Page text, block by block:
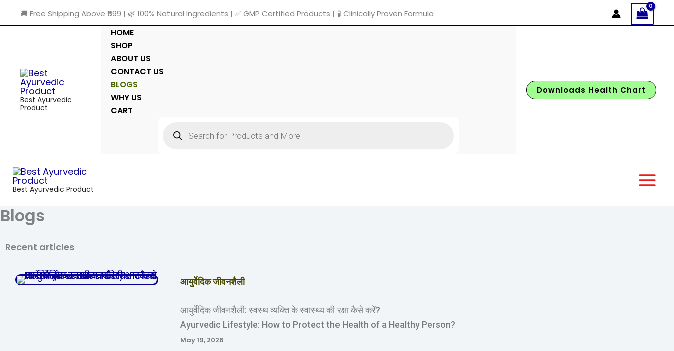
🚚 Free Shipping Above ₹599 | 🌿 100% Natural Ingredients | ✅ GMP Certified Products | 🧪 Clinically Proven Formula
Best Ayurvedic
Product
HOME
SHOP
ABOUT US
CONTACT US
BLOGS
WHY US
CART
SEARCH
Downloads Health Chart
Best Ayurvedic Product
Blogs
Recent articles
आयुर्वेदिक जीवनशैली
आयुर्वेदिक जीवनशैली: स्वस्थ व्यक्ति के स्वास्थ्य की रक्षा कैसे करें?
Ayurvedic Lifestyle: How to Protect the Health of a Healthy Person?
May 19, 2026